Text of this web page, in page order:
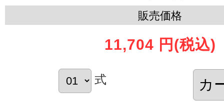
販売価格
11,704 円 (税込)
式